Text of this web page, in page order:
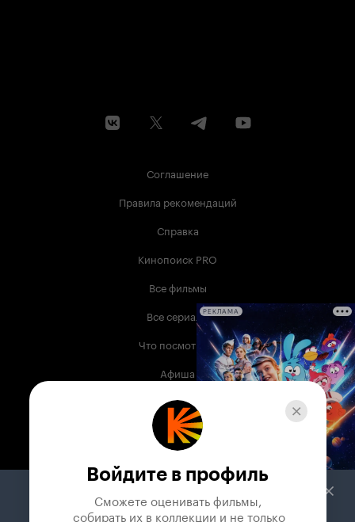
Соглашение
Правила рекомендаций
Справка
Кинопоиск PRO
Все фильмы
Все сериалы
Что посмотреть
Афиша
Музыка
Телепрограмма
Служба поддержки
РЕКЛАМА
Войдите в профиль
Сможете оценивать фильмы,
собирать их в коллекции и не только